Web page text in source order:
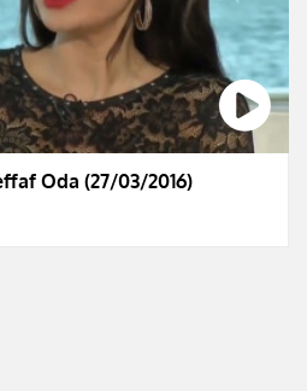
Oda (27/03/2016)